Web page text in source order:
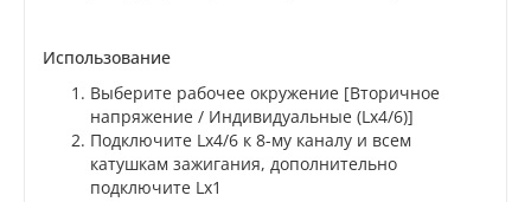
Использование
Выберите рабочее окружение [Вторичное
напряжение / Индивидуальные (Lx4/6)]
Подключите Lx4/6 к 8-му каналу и всем
катушкам зажигания, дополнительно
подключите Lx1